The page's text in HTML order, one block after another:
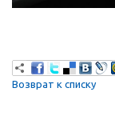
Возврат к списку